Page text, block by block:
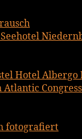
Hotel Albergo
fotografiert